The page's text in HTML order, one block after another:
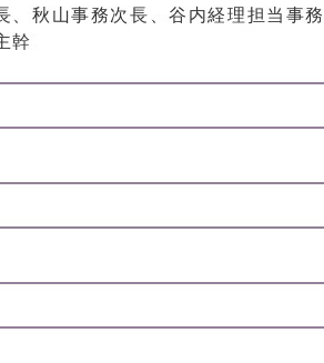
、秋山事務次長、谷内経理担当事
幹